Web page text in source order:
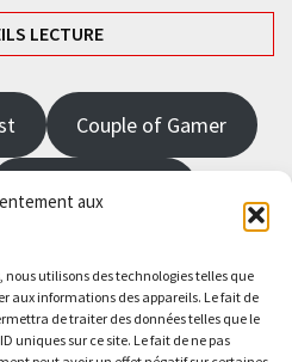
aux
nous utilisons des technologies telles que
aux informations des appareils. Le fait de
de traiter des données telles que le
uniques sur ce site. Le fait de ne pas
LECTURE
Couple of Gamer
State of Gaming
Abonnez-vous